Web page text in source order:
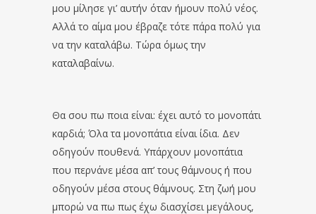
μου μίλησε γι’ αυτήν όταν ήμουν πολύ νέος.
Αλλά το αίμα μου έβραζε τότε πάρα πολύ για
να την καταλάβω. Τώρα όμως την
καταλαβαίνω.
Θα σου πω ποια είναι: έχει αυτό το μονοπάτι
καρδιά; Όλα τα μονοπάτια είναι ίδια. Δεν
οδηγούν πουθενά. Υπάρχουν μονοπάτια
που περνάνε μέσα απ’ τους θάμνους ή που
οδηγούν μέσα στους θάμνους. Στη ζωή μου
μπορώ να πω πως έχω διασχίσει μεγάλους,